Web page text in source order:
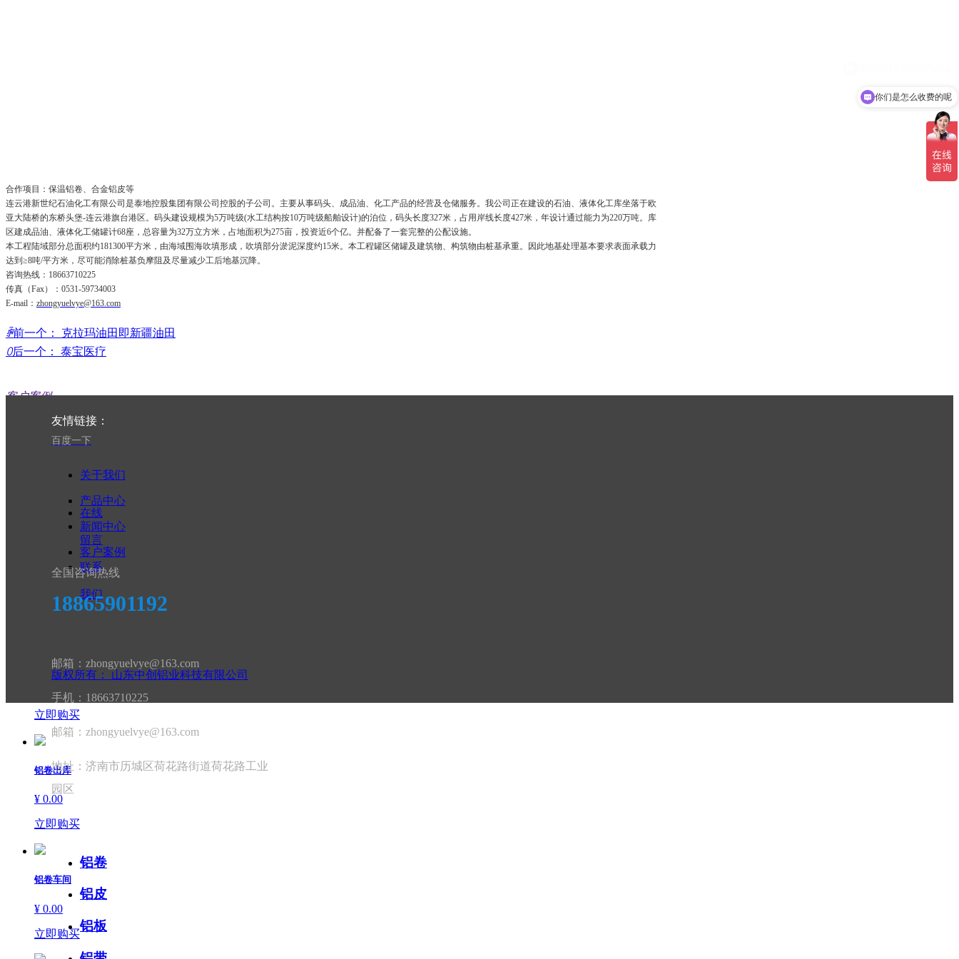
合作项目：保温铝卷、合金铝皮等
连云港新世纪石油化工有限公司是泰地控股集团有限公司控股的子公司。主要从事码头、成品油、化工产品的经营及仓储服务。我公司正在建设的石油、液体化工库坐落于欧
亚大陆桥的东桥头堡-连云港旗台港区。码头建设规模为5万吨级(水工结构按10万吨级船舶设计)的泊位，码头长度327米，占用岸线长度427米，年设计通过能力为220万吨。库
区建成品油、液体化工储罐计68座，总容量为32万立方米，占地面积为275亩，投资近6个亿。并配备了一套完整的公配设施。
本工程陆域部分总面积约181300平方米，由海域围海吹填形成，吹填部分淤泥深度约15米。本工程罐区储罐及建筑物、构筑物由桩基承重。因此地基处理基本要求表面承载力
达到≥8吨/平方米，尽可能消除桩基负摩阻及尽量减少工后地基沉降。
咨询热线： 18663710225
传真（Fax）：0531-59734003
E-mail： zhongyuelvye@163.com
ꄴ前一个：
克拉玛油田即新疆油田
ꄲ后一个： 泰宝医疗
客户案例
客户案例
车间展示
设备展示
铝卷发货
¥ 0.00
立即购买
铝卷出库
¥ 0.00
立即购买
铝卷车间
¥ 0.00
立即购买
友情链接：
百度一下
关于我们
产品中心
新闻中心
客户案例
在线
留言
联系
我们
全国咨询热线
18865901192
邮箱：zhongyuelvye@163.com
手机：18663710225
邮箱：zhongyuelvye@163.com
地址：济南市历城区荷花路街道荷花路工业
园区
铝卷
铝皮
铝板
版权所有： 山东中创铝业科技有限公司
你们是怎么收费的呢